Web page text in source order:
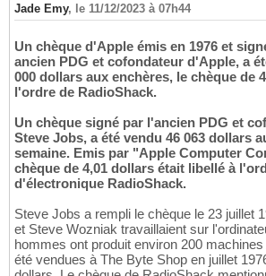
Jade Emy, le 11/12/2023 à 07h44
Un chèque d'Apple émis en 1976 et
ancien PDG et cofondateur d'Apple, a
000 dollars aux enchères, le chèque de
l'ordre de RadioShack.
Un chèque signé par l'ancien PDG et
Steve Jobs, a été vendu 46 063 dollars
semaine. Emis par "Apple Computer
chèque de 4,01 dollars était libellé à
d'électronique RadioShack.
Steve Jobs a rempli le chèque le 23 juillet
et Steve Wozniak travaillaient sur
hommes ont produit environ 200
été vendues à The Byte Shop en juillet